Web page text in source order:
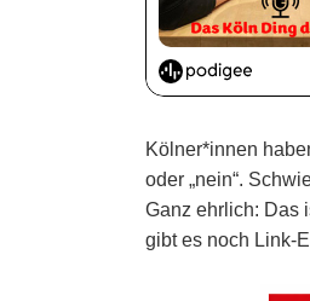
Kölner*innen
oder „nein“.
Ganz ehrlich: Das
gibt es noch Link-